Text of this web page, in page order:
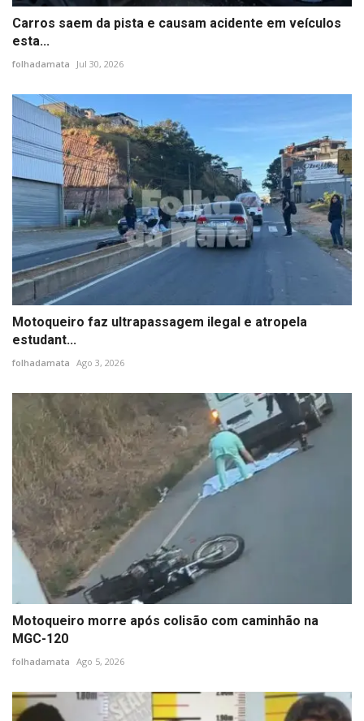
Carros saem da pista e causam acidente em veículos
esta...
folhadamata Jul 30, 2026
Motoqueiro faz ultrapassagem ilegal e atropela
estudant...
folhadamata Ago 3, 2026
Motoqueiro morre após colisão com caminhão na
MGC-120
folhadamata Ago 5, 2026